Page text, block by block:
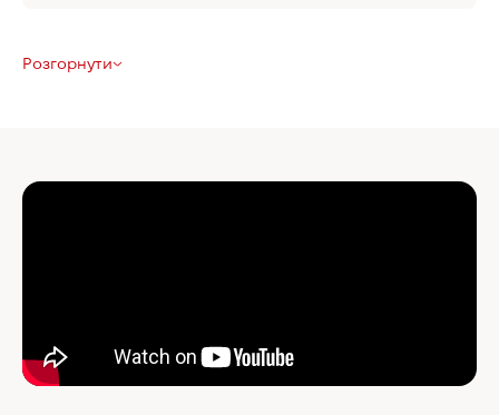
Розгорнути